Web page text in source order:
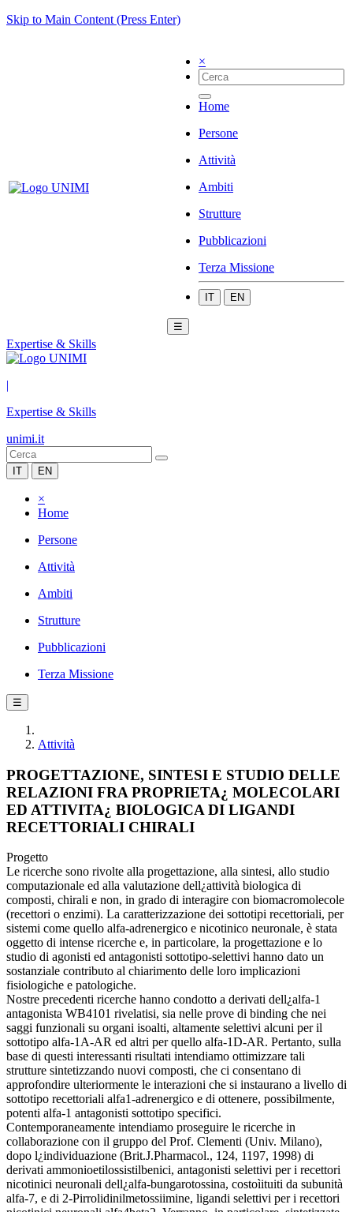
Skip to Main Content (Press Enter)
×
Home
Persone
Attività
Ambiti
Strutture
Pubblicazioni
Terza Missione
IT EN
☰
Expertise & Skills
|
Expertise & Skills
unimi.it
IT EN
×
Home
Persone
Attività
Ambiti
Strutture
Pubblicazioni
Terza Missione
☰
Attività
PROGETTAZIONE, SINTESI E STUDIO DELLE
RELAZIONI FRA PROPRIETA¿ MOLECOLARI
ED ATTIVITA¿ BIOLOGICA DI LIGANDI
RECETTORIALI CHIRALI
Progetto
Le ricerche sono rivolte alla progettazione, alla sintesi, allo studio
computazionale ed alla valutazione dell¿attività biologica di
composti, chirali e non, in grado di interagire con biomacromolecole
(recettori o enzimi). La caratterizzazione dei sottotipi recettoriali, per
sistemi come quello alfa-adrenergico e nicotinico neuronale, è stata
oggetto di intense ricerche e, in particolare, la progettazione e lo
studio di agonisti ed antagonisti sottotipo-selettivi hanno dato un
sostanziale contributo al chiarimento delle loro implicazioni
fisiologiche e patologiche.
Nostre precedenti ricerche hanno condotto a derivati dell¿alfa-1
antagonista WB4101 rivelatisi, sia nelle prove di binding che nei
saggi funzionali su organi isoalti, altamente selettivi alcuni per il
sottotipo alfa-1A-AR ed altri per quello alfa-1D-AR. Pertanto, sulla
base di questi interessanti risultati intendiamo ottimizzare tali
strutture sintetizzando nuovi composti, che ci consentano di
approfondire ulteriormente le interazioni che si instaurano a livello di
sottotipo recettoriali alfa1-adrenergico e di ottenere, possibilmente,
potenti alfa-1 antagonisti sottotipo specifici.
Contemporaneamente intendiamo proseguire le ricerche in
collaborazione con il gruppo del Prof. Clementi (Univ. Milano),
dopo l¿individuazione (Brit.J.Pharmacol., 124, 1197, 1998) di
derivati ammonioetilossistilbenici, antagonisti selettivi per i recettori
nicotinici neuronali dell¿alfa-bungarotossina, costoìituiti da subunità
alfa-7, e di 2-Pirrolidinilmetossiimine, ligandi selettivi per i recettori